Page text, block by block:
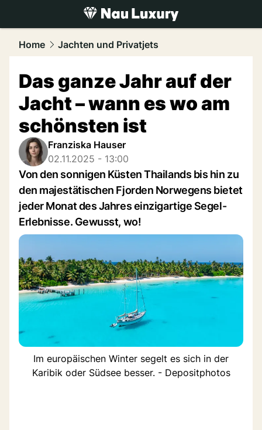
luxury.NAU.ch
Home Jachten und Privatjets
Das ganze Jahr auf der
Jacht – wann es wo am
schönsten ist
Franziska Hauser
02.11.2025 - 13:00
Von den sonnigen Küsten Thailands bis hin zu
den majestätischen Fjorden Norwegens bietet
jeder Monat des Jahres einzigartige Segel-
Erlebnisse. Gewusst, wo!
Im europäischen Winter segelt es sich in der
Karibik oder Südsee besser. - Depositphotos